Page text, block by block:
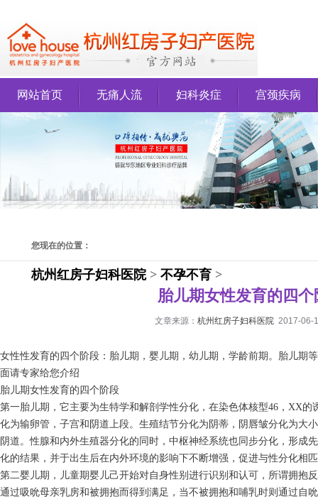
网站首页 无痛人流 妇科炎症 宫颈疾病
您现在的位置：
杭州红房子妇科医院> 不孕不育 >
胎儿期女性发育的四个
文章来源： 杭州红房子妇科医院 2017-06-
女性性发育的四个阶段：胎儿期，婴儿期，幼儿期，学龄前期。胎儿期
面请专家给您介绍
胎儿期女性发育的四个阶段
第一胎儿期，它主要为生特学和解剖学性分化，在染色体核型46，XX
化为输卵管，子宫和阴道上段。生殖结节分化为阴蒂，阴唇皱分化为大
阴道。性腺和内外生殖器分化的同时，中枢神经系统也同步分化，形成
化的结果，并于出生后在内外环境的影响下不断增强，促进与性分化相
第二婴儿期，儿童期婴儿己开始对自身性别进行识别和认可，所谓拥抱
通过吸吮母亲乳房和被拥抱而得到满足，当不被拥抱和哺乳时则通过自